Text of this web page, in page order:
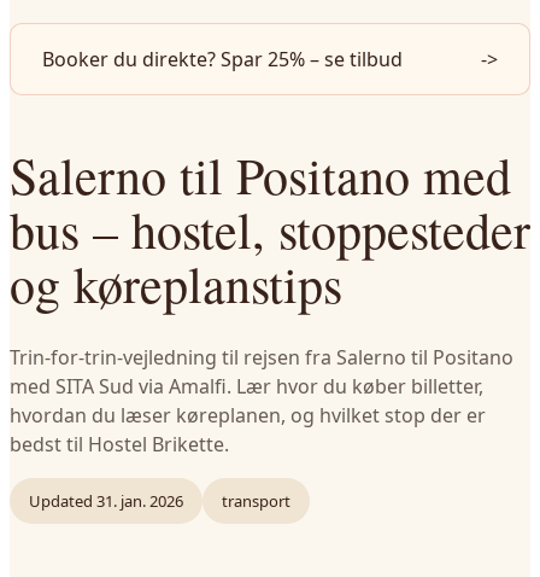
Booker du direkte? Spar 25% – se tilbud ->
Salerno til Positano med
bus – hostel, stoppesteder
og køreplanstips
Trin-for-trin-vejledning til rejsen fra Salerno til Positano
med SITA Sud via Amalfi. Lær hvor du køber billetter,
hvordan du læser køreplanen, og hvilket stop der er
bedst til Hostel Brikette.
Updated 31. jan. 2026 transport